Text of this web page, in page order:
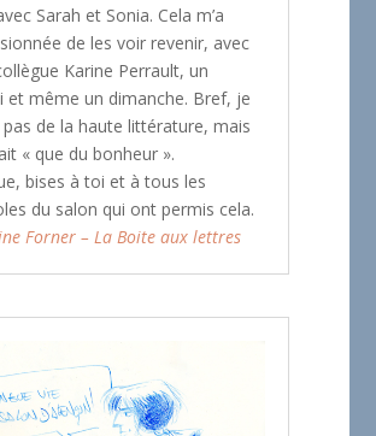
Sarah et Sonia. Cela m’a
de les voir revenir, avec
Karine Perrault, un
et même un dimanche. Bref, je
de la haute littérature, mais
« que du bonheur ».
bises à toi et à tous les
du salon qui ont permis cela.
Forner – La Boite aux lettres